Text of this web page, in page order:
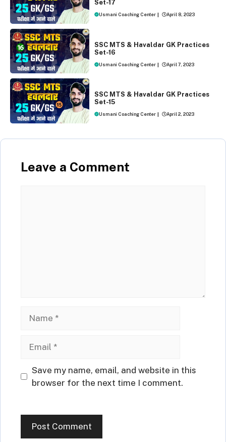
Set-17
Usmani Coaching Center | April 8, 2023
SSC MTS & Havaldar GK Practices
Set-16
Usmani Coaching Center | April 7, 2023
SSC MTS & Havaldar GK Practices
Set-15
Usmani Coaching Center | April 2, 2023
Leave a Comment
Website
Save my name, email, and website in this
browser for the next time I comment.